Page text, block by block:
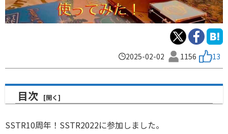
2025-02-02 1156 13
目次
SSTR10周年！SSTR2022に参加しました。